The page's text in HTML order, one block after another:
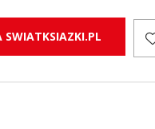
SWIATKSIAZKI.PL